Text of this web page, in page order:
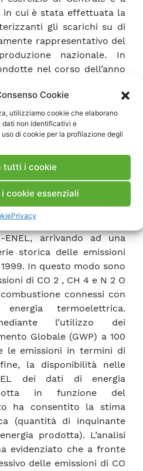
Cookie
utilizziamo cookie che elaborano
non identificativi e
di cookie per la profilazione degli
tutti i cookie
cookie essenziali
Privacy
in cui è stata effettuata la
gli scarichi su di
rappresentativo del
nazionale. In
nel corso dell’anno
ripartite nei seguenti tre
delle metodologie in
e definizioni di
il settore energetico; �9
del settore
emissioni. Utilizzando le
in precedenza
emissioni in atmosfera
In particolare, la
stima delle emissioni dei
ENEL, arrivando ad una
storica delle emissioni
In questo modo sono
di CO 2 , CH 4 e N 2 O
connessi con
termoelettrica.
l’utilizzo dei
Globale (GWP) a 100
le emissioni in termini di
la disponibilità nelle
dei dati di energia
in funzione del
ha consentito la stima
(quantità di inquinante
prodotta). L’analisi
evidenziato che a fronte
delle emissioni di CO